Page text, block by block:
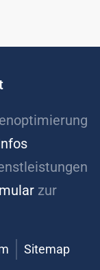
zur
Sitemap